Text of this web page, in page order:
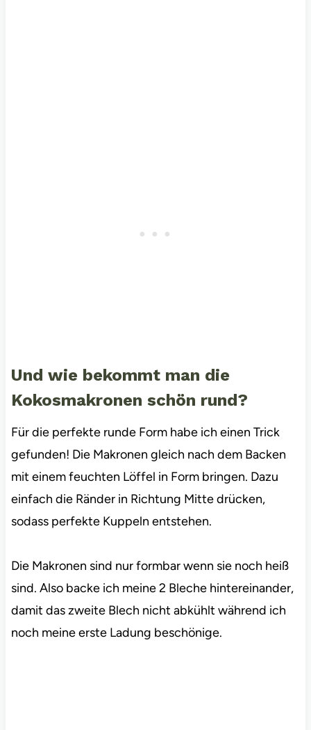
Und wie bekommt man die
Kokosmakronen schön rund?
Für die perfekte runde Form habe ich einen Trick
gefunden! Die Makronen gleich nach dem Backen
mit einem feuchten Löffel in Form bringen. Dazu
einfach die Ränder in Richtung Mitte drücken,
sodass perfekte Kuppeln entstehen.
Die Makronen sind nur formbar wenn sie noch heiß
sind. Also backe ich meine 2 Bleche hintereinander,
damit das zweite Blech nicht abkühlt während ich
noch meine erste Ladung beschönige.